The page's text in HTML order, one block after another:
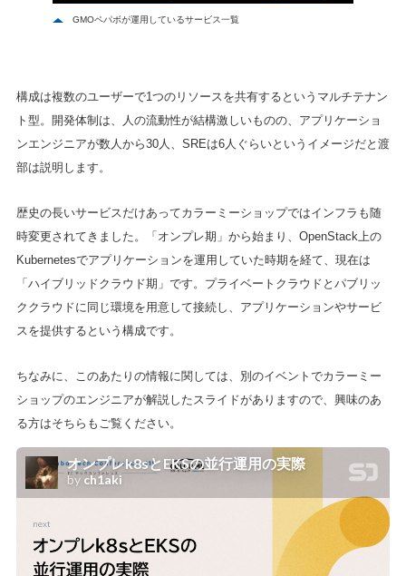
GMOペパボが運用しているサービス一覧
構成は複数のユーザーで1つのリソースを共有するというマルチテナン
ト型。開発体制は、人の流動性が結構激しいものの、アプリケーショ
ンエンジニアが数人から30人、SREは6人ぐらいというイメージだと渡
部は説明します。
歴史の長いサービスだけあってカラーミーショップではインフラも随
時変更されてきました。「オンプレ期」から始まり、OpenStack上の
Kubernetesでアプリケーションを運用していた時期を経て、現在は
「ハイブリッドクラウド期」です。プライベートクラウドとパブリッ
ククラウドに同じ環境を用意して接続し、アプリケーションやサービ
スを提供するという構成です。
ちなみに、このあたりの情報に関しては、別のイベントでカラーミー
ショップのエンジニアが解説したスライドがありますので、興味のあ
る方はそちらもご覧ください。